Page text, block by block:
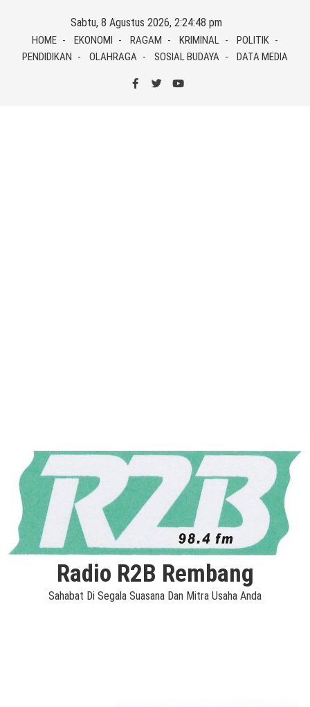
content
Sabtu, 8 Agustus 2026, 2:24:48 pm
HOME EKONOMI RAGAM KRIMINAL
POLITIK
PENDIDIKAN
OLAHRAGA SOSIAL BUDAYA DATA MEDIA
Radio R2B Rembang
Sahabat Di Segala Suasana Dan Mitra Usaha Anda